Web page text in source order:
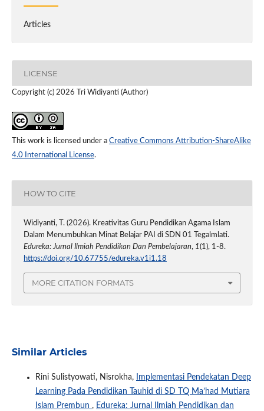
Articles
LICENSE
Copyright (c) 2026 Tri Widiyanti (Author)
This work is licensed under a Creative Commons Attribution-ShareAlike
4.0 International License.
HOW TO CITE
Widiyanti, T. (2026). Kreativitas Guru Pendidikan Agama Islam
Dalam Menumbuhkan Minat Belajar PAI di SDN 01 Tegalmlati.
Edureka: Jurnal Ilmiah Pendidikan Dan Pembelajaran, 1(1), 1-8.
https://doi.org/10.67755/edureka.v1i1.18
MORE CITATION FORMATS
Similar Articles
Rini Sulistyowati, Nisrokha,
Implementasi Pendekatan Deep
Learning Pada Pendidikan Tauhid di SD TQ Ma’had Mutiara
Islam Prembun , Edureka: Jurnal Ilmiah Pendidikan dan